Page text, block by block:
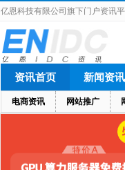
亿恩科技有限公司旗下门户资讯平
资讯首页
电商资讯 网站推广
新闻资讯